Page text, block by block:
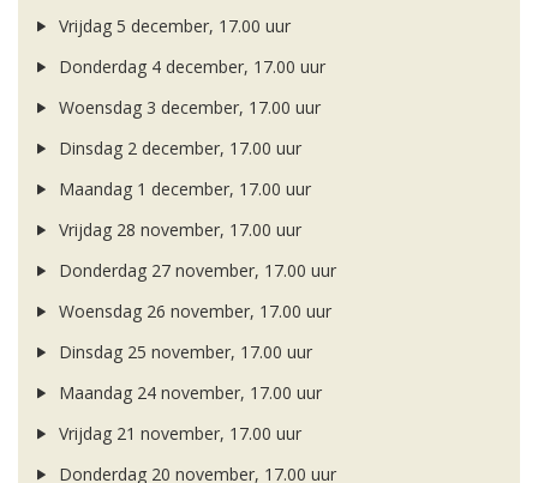
Vrijdag 5 december, 17.00 uur
Donderdag 4 december, 17.00 uur
Woensdag 3 december, 17.00 uur
Dinsdag 2 december, 17.00 uur
Maandag 1 december, 17.00 uur
Vrijdag 28 november, 17.00 uur
Donderdag 27 november, 17.00 uur
Woensdag 26 november, 17.00 uur
Dinsdag 25 november, 17.00 uur
Maandag 24 november, 17.00 uur
Vrijdag 21 november, 17.00 uur
Donderdag 20 november, 17.00 uur